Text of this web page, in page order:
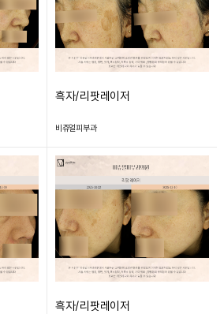
흑자/리팟레이저
비쥬얼피부과
흑자/리팟레이저